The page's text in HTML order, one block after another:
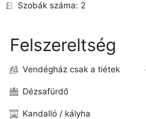
Szobák száma: 2
Felszereltség
Vendégház csak a tiétek
Dézsafürdő
Kandalló / kályha